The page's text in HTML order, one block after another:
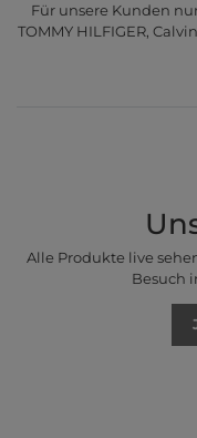
Für unsere Kunden
TOMMY HILFIGER,
Alle Produkte live
Besuch